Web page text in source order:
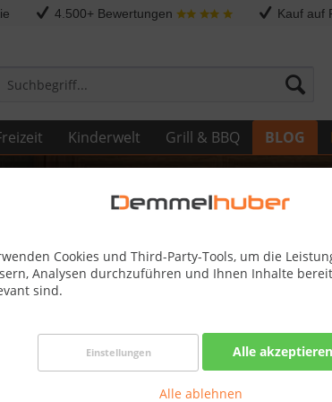
4.500+ Bewertungen Kauf auf
Kinderwelt Grill & BBQ BLOG
Cookies und Third-Party-Tools, um die
Analysen durchzuführen und Ihnen Inhalte
sind.
Einstellungen Alle akzeptieren
Alle ablehnen
Verbesserungen für
immer auf dem Laufenden
für Kress-Produkte. Hier finden Sie
für den Kress Mission RTKn Rasenmähroboter.